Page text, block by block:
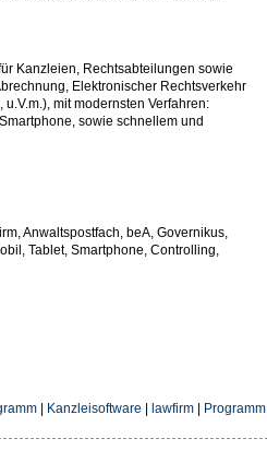
Kanzleien, Rechtsabteilungen sowie
Elektronischer Rechtsverkehr
mit modernsten Verfahren:
sowie schnellem und
Anwaltspostfach, beA, Governikus,
Tablet, Smartphone, Controlling,
Kanzleisoftware lawfirm
Programm